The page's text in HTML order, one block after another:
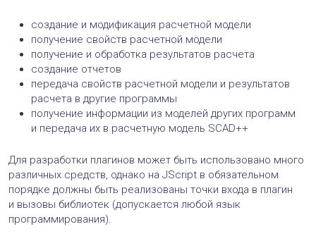
создание и модификация расчетной модели
получение свойств расчетной модели
получение и обработка результатов расчета
создание отчетов
передача свойств расчетной модели и результатов
расчета в другие программы
получение информации из моделей других программ
и передача их в расчетную модель SCAD++
Для разработки плагинов может быть использовано много
различных средств, однако на JScript в обязательном
порядке должны быть реализованы точки входа в плагин
и вызовы библиотек (допускается любой язык
программирования).